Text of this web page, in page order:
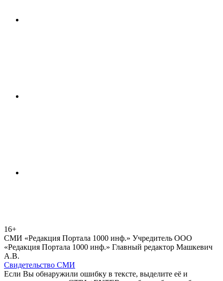
16+
СМИ «Редакция Портала 1000 инф.» Учредитель ООО
«Редакция Портала 1000 инф.» Главный редактор Машкевич
А.В.
Свидетельство СМИ
Если Вы обнаружили ошибку в тексте, выделите её и